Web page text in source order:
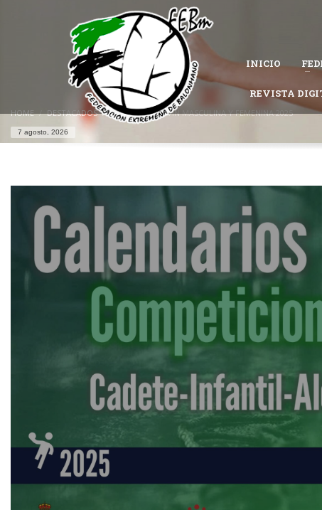
CÓMO AFILIARSE A LA FEDERACIÓN EXTREMEÑA DE
Completa el formulario de afiliación
Permanece atento al estado de tu solicitud, es posible que la
Si tienes problemas con tu afiliación,contacta con nosotrosy te
INICIO
REVISTA
HOME DESTACADOS FASE FINAL ALEVÍN MASCULINA Y FEMENINA 2025
7 agosto, 2026